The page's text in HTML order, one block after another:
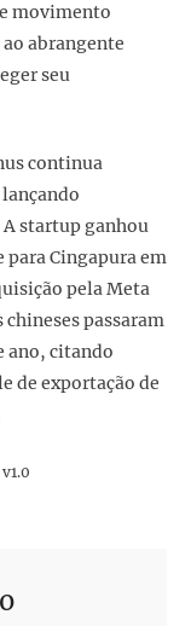
movimento
abrangente
seu
continua
startup ganhou
Cingapura em
pela Meta
passaram
ano, citando
de exportação de